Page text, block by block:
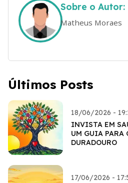
Sobre o Autor:
Matheus Moraes
Últimos Posts
18/06/2026 -
INVISTA EM
UM GUIA PARA
DURADOURO
17/06/2026 -